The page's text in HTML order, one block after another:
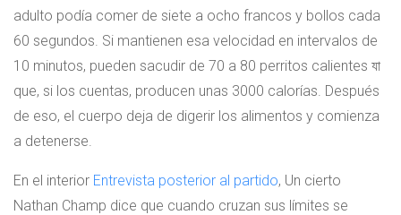
adulto podía comer de siete a ocho francos y bollos cada
60 segundos. Si mantienen esa velocidad en intervalos de
10 minutos, pueden sacudir de 70 a 80 perritos calientes যা
que, si los cuentas, producen unas 3000 calorías. Después
de eso, el cuerpo deja de digerir los alimentos y comienza
a detenerse.
En el interior Entrevista posterior al partido, Un cierto
Nathan Champ dice que cuando cruzan sus límites se